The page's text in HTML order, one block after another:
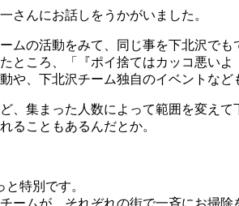
さんにお話しをうかがいました。
ムの活動をみて、同じ事を下北沢で
ころ、「『ポイ捨てはカッコ悪い
や、下北沢チーム独自のイベントなど
、集まった人数によって範囲を変え
ることもあるんだとか。
特別です。